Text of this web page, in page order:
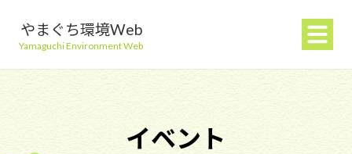
やまぐち環境Web
Yamaguchi Environment Web
イベント